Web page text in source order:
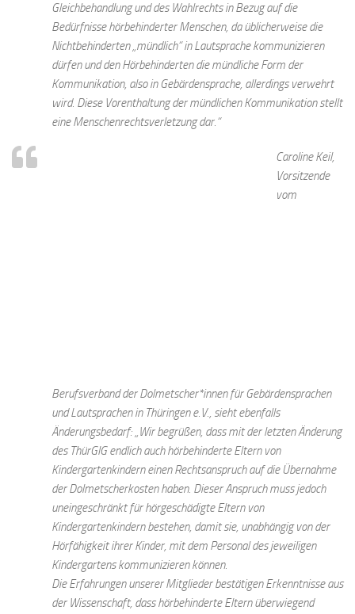
Gleichbehandlung und des Wahlrechts in Bezug auf die
Bedürfnisse hörbehinderter Menschen, da üblicherweise die
Nichtbehinderten „mündlich“ in Lautsprache kommunizieren
dürfen und den Hörbehinderten die mündliche Form der
Kommunikation, also in Gebärdensprache, allerdings verwehrt
wird. Diese Vorenthaltung der mündlichen Kommunikation stellt
eine Menschenrechtsverletzung dar.“
Caroline Keil,
Vorsitzende
vom
Berufsverband der Dolmetscher*innen für Gebärdensprachen
und Lautsprachen in Thüringen e.V., sieht ebenfalls
Änderungsbedarf: „Wir begrüßen, dass mit der letzten Änderung
des ThürGIG endlich auch hörbehinderte Eltern von
Kindergartenkindern einen Rechtsanspruch auf die Übernahme
der Dolmetscherkosten haben. Dieser Anspruch muss jedoch
uneingeschränkt für hörgeschädigte Eltern von
Kindergartenkindern bestehen, damit sie, unabhängig von der
Hörfähigkeit ihrer Kinder, mit dem Personal des jeweiligen
Kindergartens kommunizieren können.
Die Erfahrungen unserer Mitglieder bestätigen Erkenntnisse aus
der Wissenschaft, dass hörbehinderte Eltern überwiegend